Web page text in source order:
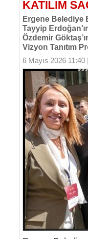
KATILIM
Ergene Belediye
Tayyip
Özdemir
Vizyon Tanıtım
6 Mayıs 2026